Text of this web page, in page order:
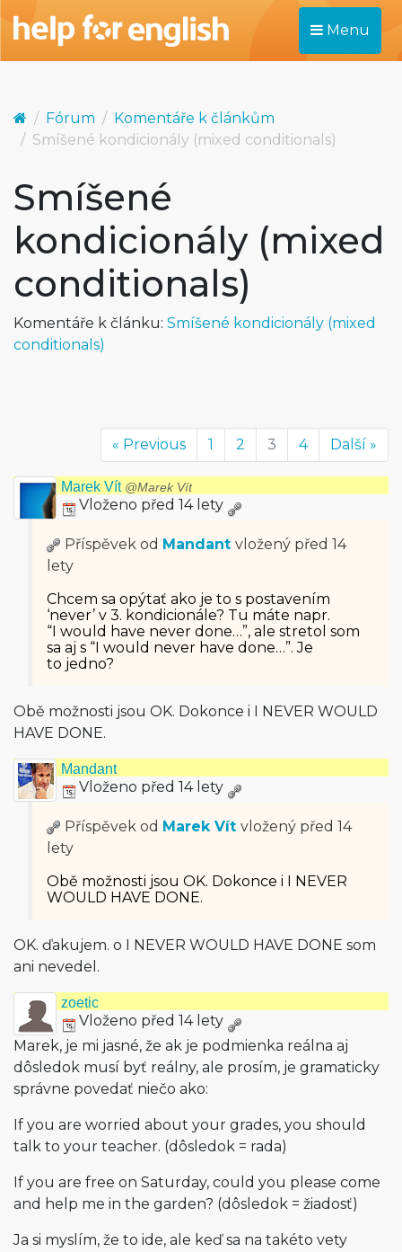
Menu
Fórum
Komentáře k článkům
Smíšené kondicionály (mixed conditionals)
Smíšené
kondicionály (mixed
conditionals)
Komentáře k článku: Smíšené kondicionály (mixed
conditionals)
« Previous 1 2 3 4 Další »
Marek Vít @Marek Vít
Vloženo před 14 lety
Příspěvek od Mandant vložený před 14
lety
Chcem sa opýtať ako je to s postavením
‘never’ v 3. kondicionále? Tu máte napr.
“I would have never done…”, ale stretol som
sa aj s “I would never have done…”. Je
to jedno?
Obě možnosti jsou OK. Dokonce i I NEVER WOULD
HAVE DONE.
Mandant
Vloženo před 14 lety
Příspěvek od Marek Vít vložený před 14
lety
Obě možnosti jsou OK. Dokonce i I NEVER
WOULD HAVE DONE.
OK. ďakujem. o I NEVER WOULD HAVE DONE som
ani nevedel.
zoetic
Vloženo před 14 lety
Marek, je mi jasné, že ak je podmienka reálna aj
dôsledok musí byť reálny, ale prosím, je gramaticky
správne povedať niečo ako:
If you are worried about your grades, you should
talk to your teacher. (dôsledok = rada)
If you are free on Saturday, could you please come
and help me in the garden? (dôsledok = žiadosť)
Ja si myslím, že to ide, ale keď sa na takéto vety